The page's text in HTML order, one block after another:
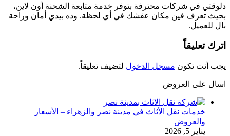
دلوقتي في شركات محترفة بتوفر خدمة متابعة الشحنة أون لاين،
بحيث تعرف فين مكان عفشك في أي لحظة. وده بيدي أمان وراحة
بال للعميل.
اترك تعليقاً
يجب أنت تكون مسجل الدخول لتضيف تعليقاً.
اسال على العروض
خدمات نقل الأثاث في مدينة نصر والزهراء – الأسعار
والعروض
يناير 5, 2026